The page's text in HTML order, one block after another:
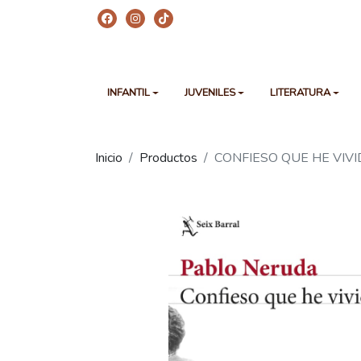
INFANTIL JUVENILES LITERATURA
Inicio Productos CONFIESO QUE HE